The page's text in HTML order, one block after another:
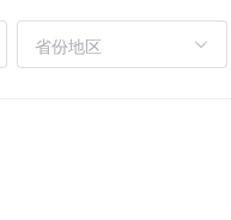
省份地区